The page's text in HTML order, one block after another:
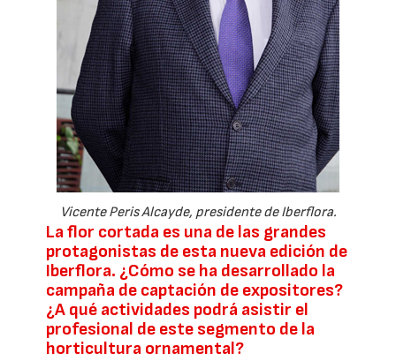
Vicente Peris Alcayde, presidente de Iberflora.
La flor cortada es una de las grandes
protagonistas de esta nueva edición de
Iberflora. ¿Cómo se ha desarrollado la
campaña de captación de expositores?
¿A qué actividades podrá asistir el
profesional de este segmento de la
horticultura ornamental?